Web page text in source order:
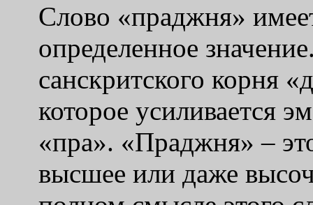
Слово «праджня»
определенное
санскритского корня
которое усиливается
«пра». «Праджня» –
высшее или даже